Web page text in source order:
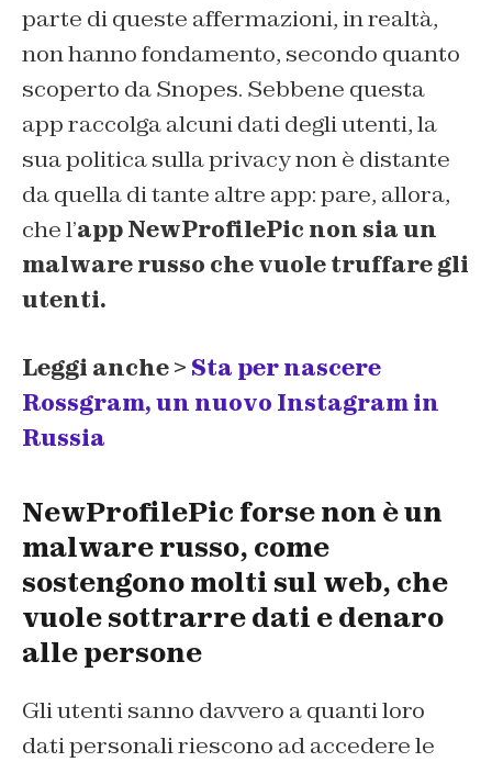
parte di queste affermazioni, in realtà,
non hanno fondamento, secondo quanto
scoperto daSnopes. Sebbene questa
app raccolga alcuni dati degli utenti, la
sua politica sulla privacy non è distante
da quella di tante altre app: pare, allora,
che l’app NewProfilePic non sia un
malware russo che vuole truffare gli
utenti.
Leggi anche > Sta per nascere
Rossgram, un nuovo Instagram in
Russia
NewProfilePic forse non è un
malware russo, come
sostengono molti sul web, che
vuole sottrarre dati e denaro
alle persone
Gli utenti sanno davvero a quanti loro
dati personali riescono ad accedere le